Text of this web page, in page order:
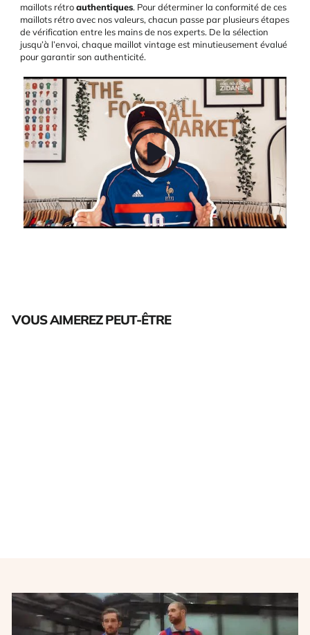
maillots rétroauthentiques. Pour déterminer la conformité de ces
maillots rétro avec nos valeurs, chacun passe par plusieurs étapes
de vérification entre les mains de nos experts. De la sélection
jusqu’à l’envoi, chaque maillot vintage est minutieusement évalué
pour garantir son authenticité.
VOUS AIMEREZ PEUT-ÊTRE